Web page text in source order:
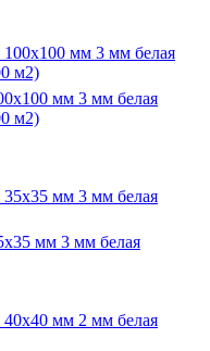
мм 3 мм белая
м2)
мм 3 мм белая